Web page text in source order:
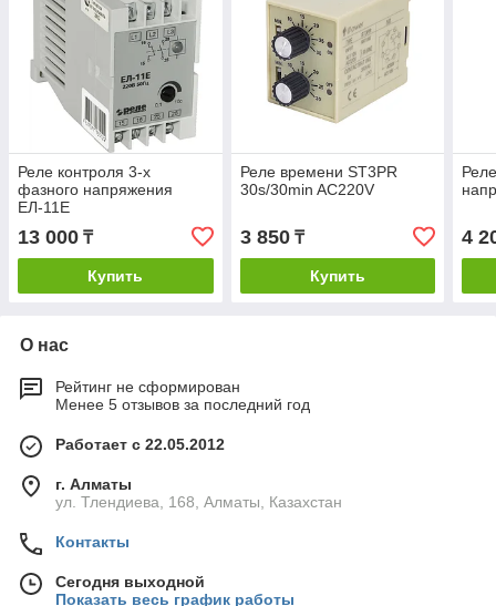
Реле контроля 3-х
фазного напряжения
ЕЛ-11Е
13 000 ₸
Купить
Реле времени ST3PR
30s/30min AC220V
3 850₸
Купить
4
О нас
Рейтинг не сформирован
Менее 5 отзывов за последний год
Работает с 22.05.2012
г. Алматы
ул. Тлендиева, 168, Алматы, Казахстан
Контакты
Сегодня выходной
Показать весь график работы